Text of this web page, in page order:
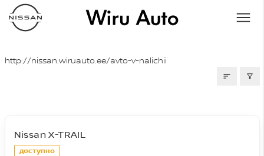
СВОБОДНЫЕ МАШИНЫ
http://nissan.wiruauto.ee/avto-v-nalichii
доступно
Nissan X-TRAIL